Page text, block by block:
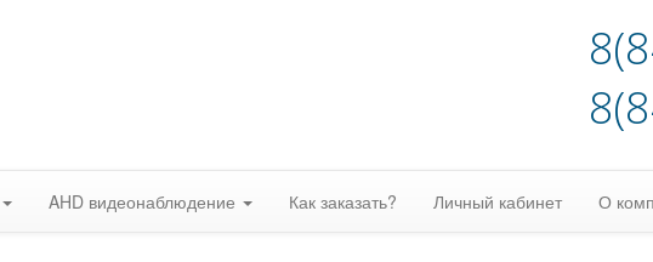
AHD видеонаблюдение Как заказать? Личный кабинет О